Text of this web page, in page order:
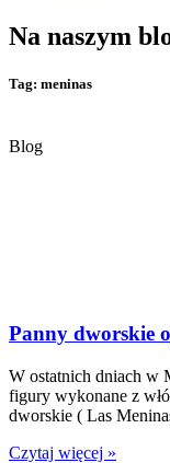
Na naszym
Tag: meninas
Blog
Panny dworskie
W ostatnich dniach w
figury wykonane z
dworskie ( Las
Czytaj więcej »